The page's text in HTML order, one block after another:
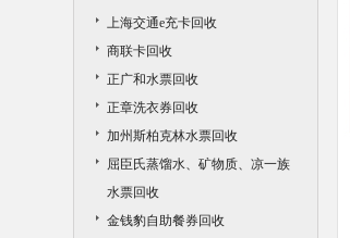
上海交通e充卡回收
商联卡回收
正广和水票回收
正章洗衣券回收
加州斯柏克林水票回收
屈臣氏蒸馏水、矿物质、凉一族
水票回收
金钱豹自助餐券回收